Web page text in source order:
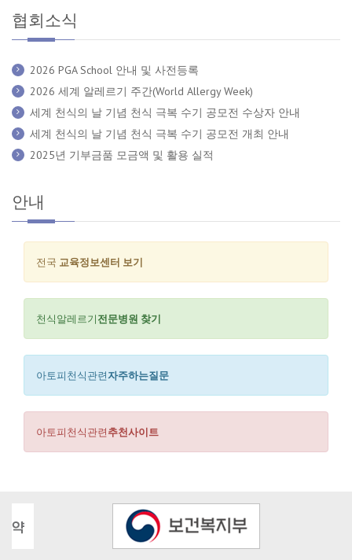
협회소식
2026 PGA School 안내 및 사전등록
2026 세계 알레르기 주간(World Allergy Week)
세계 천식의 날 기념 천식 극복 수기 공모전 수상자 안내
세계 천식의 날 기념 천식 극복 수기 공모전 개최 안내
2025년 기부금품 모금액 및 활용 실적
안내
전국 교육정보센터 보기
천식알레르기전문병원 찾기
아토피천식관련자주하는질문
아토피천식관련추천사이트